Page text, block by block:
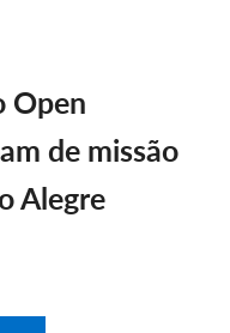
Open
de missão
Alegre